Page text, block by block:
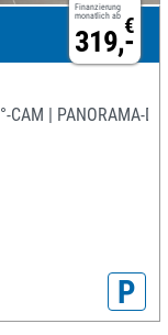
Finanzierung
monatlich ab €
319,-
CAM | PANORAMA-
P